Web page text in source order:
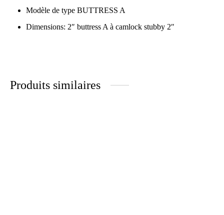
Modèle de type BUTTRESS A
Dimensions: 2″ buttress A à camlock stubby 2″
Produits similaires